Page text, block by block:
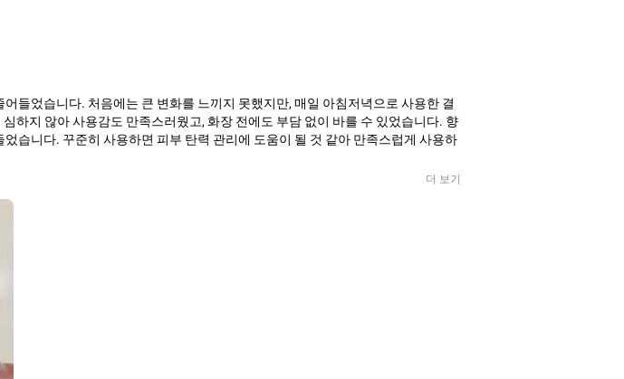
들었습니다. 처음에는 큰 변화를 느끼지 못했지만, 매일 아침저녁으로 사용한 결
하지 않아 사용감도 만족스러웠고, 화장 전에도 부담 없이 바를 수 있었습니다. 향
습니다. 꾸준히 사용하면 피부 탄력 관리에 도움이 될 것 같아 만족스럽게 사용하
더 보기